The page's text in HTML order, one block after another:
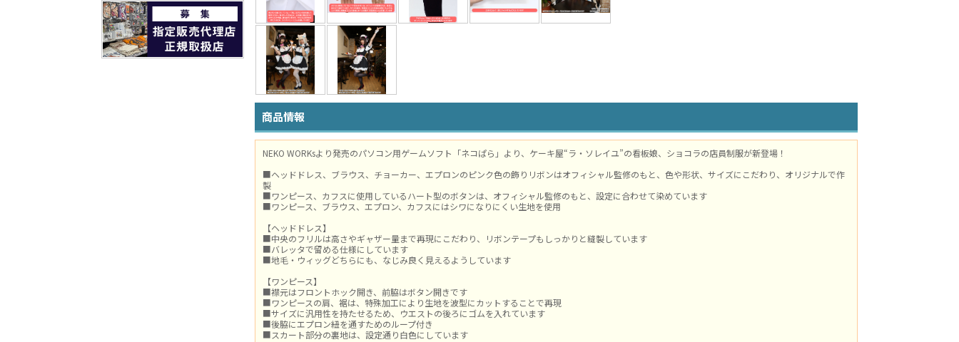
商品情報
NEKO WORKsより発売のパソコン用ゲームソフト「ネコぱら」より、ケーキ屋“ラ・ソレイユ”の看板娘、ショコラの店員制服が新登場！
■ヘッドドレス、ブラウス、チョーカー、エプロンのピンク色の飾りリボンはオフィシャル監修のもと、色や形状、サイズにこだわり、オリジナルで作
製
■ワンピース、カフスに使用しているハート型のボタンは、オフィシャル監修のもと、設定に合わせて染めています
■ワンピース、ブラウス、エプロン、カフスにはシワになりにくい生地を使用
【ヘッドドレス】
■中央のフリルは高さやギャザー量まで再現にこだわり、リボンテープもしっかりと縫製しています
■バレッタで留める仕様にしています
■地毛・ウィッグどちらにも、なじみ良く見えるようしています
【ワンピース】
■襟元はフロントホック開き、前脇はボタン開きです
■ワンピースの肩、裾は、特殊加工により生地を波型にカットすることで再現
■サイズに汎用性を持たせるため、ウエストの後ろにゴムを入れています
■後脇にエプロン紐を通すためのループ付き
■スカート部分の裏地は、設定通り白色にしています